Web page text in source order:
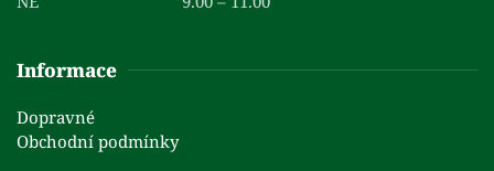
Informace
Dopravné
Obchodní podmínky